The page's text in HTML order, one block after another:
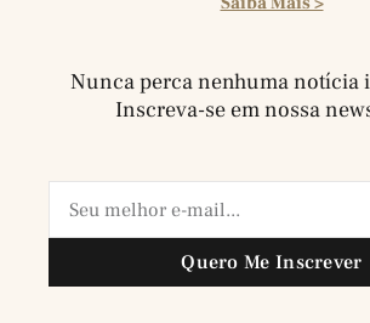
Nunca perca nenhuma notícia
Inscreva-se em nossa
Quero Me Inscrever